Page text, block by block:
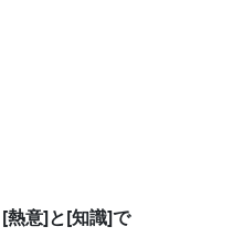
[熱意]と[知識]で